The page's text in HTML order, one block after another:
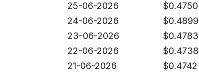
25-06-2026
$0.4750
24-06-2026
$0.4899
23-06-2026
$0.4783
22-06-2026
$0.4738
21-06-2026
$0.4742